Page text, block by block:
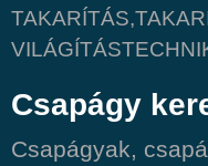
Csapágy
Csapágyak,